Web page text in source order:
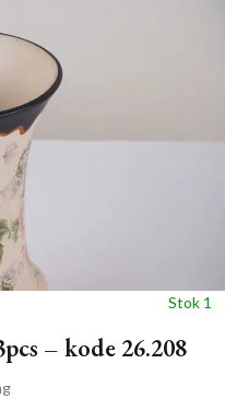
Stok 1
– kode 26.208